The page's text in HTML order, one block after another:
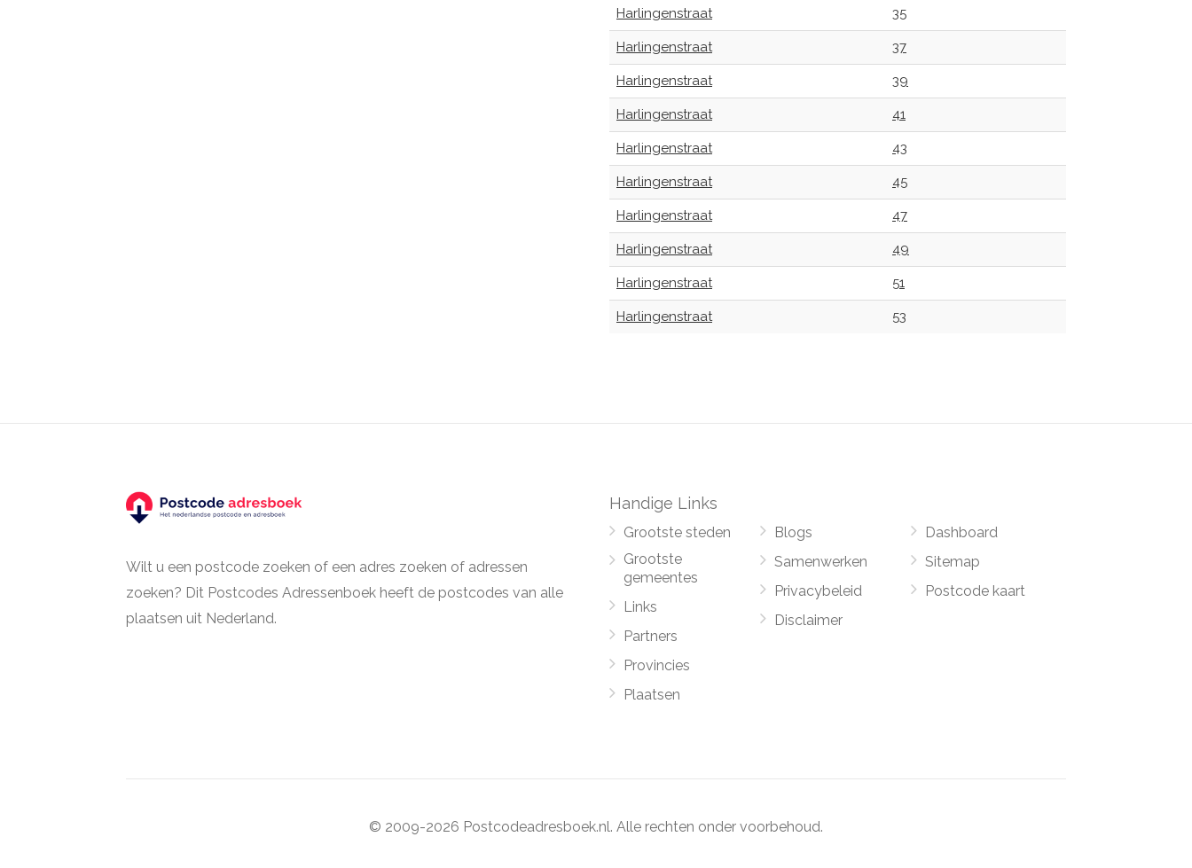
Harlingenstraat 35
Harlingenstraat 37
Harlingenstraat 39
Harlingenstraat 41
Harlingenstraat 43
Harlingenstraat 45
Harlingenstraat 47
Harlingenstraat 49
Harlingenstraat 51
Harlingenstraat 53
Wilt u een postcode zoeken of een adres zoeken of adressen
zoeken? Dit Postcodes Adressenboek heeft de postcodes van alle
plaatsen uit Nederland.
Handige Links
Grootste steden
Grootste
gemeentes
Links
Partners
Provincies
Plaatsen
Blogs
Samenwerken
Privacybeleid
Disclaimer
Dashboard
Sitemap
Postcode kaart
© 2009-2026 Postcodeadresboek.nl. Alle rechten onder voorbehoud.